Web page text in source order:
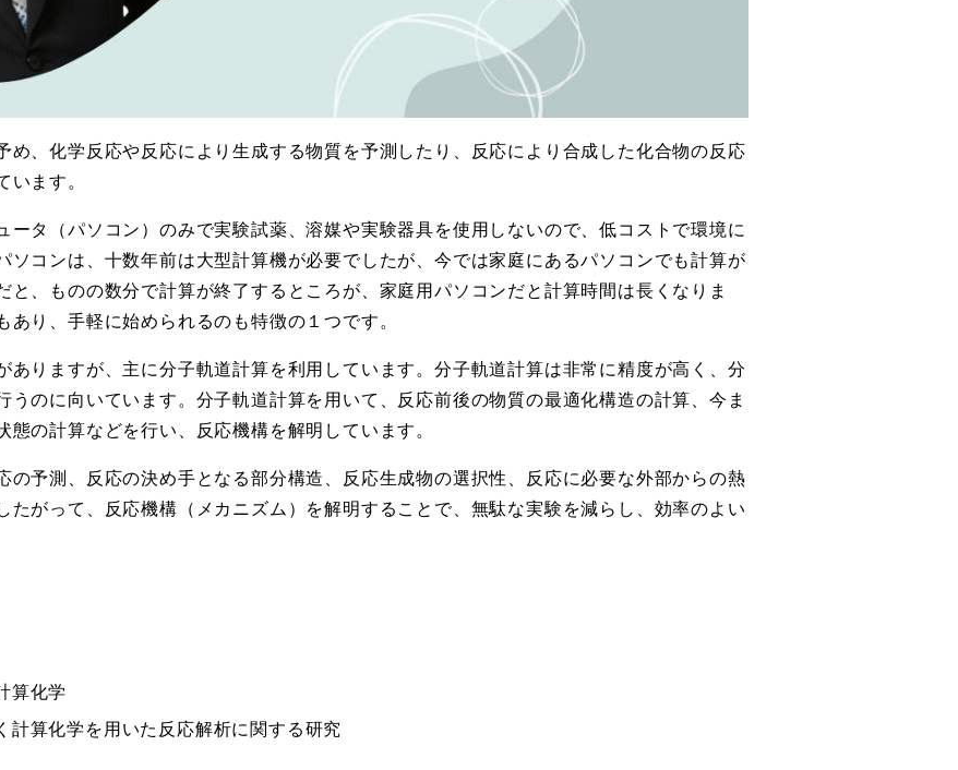
め、化学反応や反応により生成する物質を予測したり、反応により合成した化合物の反応
ます。
ータ（パソコン）のみで実験試薬、溶媒や実験器具を使用しないので、低コストで環境に
ソコンは、十数年前は大型計算機が必要でしたが、今では家庭にあるパソコンでも計算が
と、ものの数分で計算が終了するところが、家庭用パソコンだと計算時間は長くなりま
り、手軽に始められるのも特徴の１つです。
ありますが、主に分子軌道計算を利用しています。分子軌道計算は非常に精度が高く、分
のに向いています。分子軌道計算を用いて、反応前後の物質の最適化構造の計算、今ま
の計算などを行い、反応機構を解明しています。
の予測、反応の決め手となる部分構造、反応生成物の選択性、反応に必要な外部からの熱
たがって、反応機構（メカニズム）を解明することで、無駄な実験を減らし、効率のよい
算化学
算化学を用いた反応解析に関する研究